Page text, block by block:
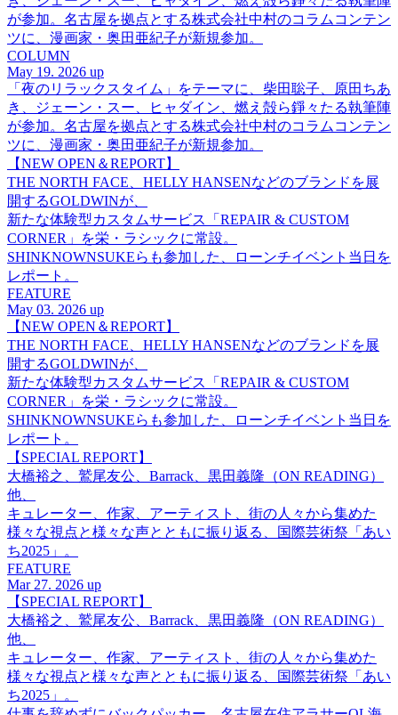
が参加。名古屋を拠点とする株式会社中村のコラムコンテン
ツに、漫画家・奥田亜紀子が新規参加。
COLUMN
May 19. 2026 up
「夜のリラックスタイム」をテーマに、柴田聡子、原田ちあ
き、ジェーン・スー、ヒャダイン、燃え殻ら錚々たる執筆陣
が参加。名古屋を拠点とする株式会社中村のコラムコンテン
ツに、漫画家・奥田亜紀子が新規参加。
【NEW OPEN＆REPORT】
THE NORTH FACE、HELLY HANSENなどのブランドを展
開するGOLDWINが、
新たな体験型カスタムサービス「REPAIR & CUSTOM
CORNER」を栄・ラシックに常設。
SHINKNOWNSUKEらも参加した、ローンチイベント当日を
レポート。
FEATURE
May 03. 2026 up
【NEW OPEN＆REPORT】
THE NORTH FACE、HELLY HANSENなどのブランドを展
開するGOLDWINが、
新たな体験型カスタムサービス「REPAIR & CUSTOM
CORNER」を栄・ラシックに常設。
SHINKNOWNSUKEらも参加した、ローンチイベント当日を
レポート。
【SPECIAL REPORT】
大橋裕之、鷲尾友公、Barrack、黒田義隆（ON READING）
他、
キュレーター、作家、アーティスト、街の人々から集めた
様々な視点と様々な声とともに振り返る、国際芸術祭「あい
ち2025」。
FEATURE
Mar 27. 2026 up
【SPECIAL REPORT】
大橋裕之、鷲尾友公、Barrack、黒田義隆（ON READING）
他、
キュレーター、作家、アーティスト、街の人々から集めた
様々な視点と様々な声とともに振り返る、国際芸術祭「あい
ち2025」。